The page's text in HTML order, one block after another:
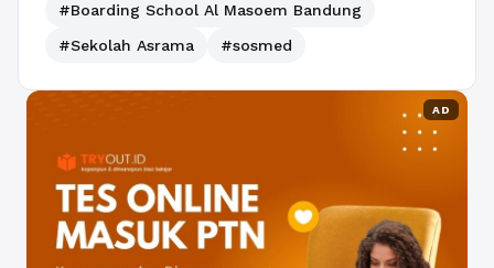
#Boarding School Al Masoem Bandung
#Sekolah Asrama
#sosmed
AD